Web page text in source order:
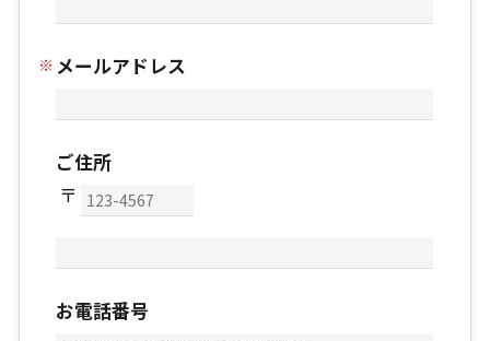
メールアドレス
ご住所
お電話番号